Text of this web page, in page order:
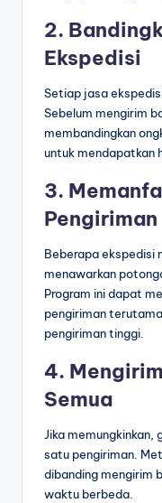
2.
Ekspedisi
Setiap jasa
Sebelum mengirim
membandingkan
untuk mendapatkan
3.
Pengiriman
Beberapa ekspedisi
menawarkan
Program ini dapat
pengiriman
pengiriman tinggi.
4.
Semua
Jika memungkinkan,
satu pengiriman.
dibanding mengirim
waktu berbeda.